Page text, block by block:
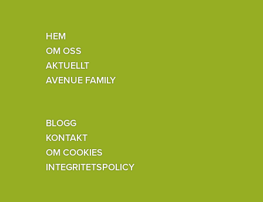
HEM
OM OSS
AKTUELLT
AVENUE FAMILY
BLOGG
KONTAKT
OM COOKIES
INTEGRITETSPOLICY